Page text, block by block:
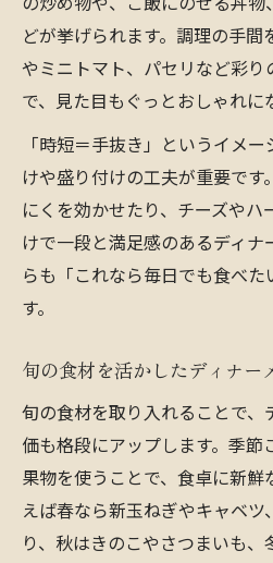
どが挙げられます。調理の手間
やミニトマト、パセリなど彩り
で、見た目もぐっとおしゃれに
「時短＝手抜き」というイメ
けや盛り付けの工夫が重要で
にくを効かせたり、チーズやハ
けで一段と満足感のあるディ
らも「これなら毎日でも食べ
す。
旬の食材を活かしたディナー
旬の食材を取り入れることで、
価も格段にアップします。季節
果物を使うことで、食卓に新鮮
えば春なら新玉ねぎやキャベツ
り、秋はきのこやさつまいも